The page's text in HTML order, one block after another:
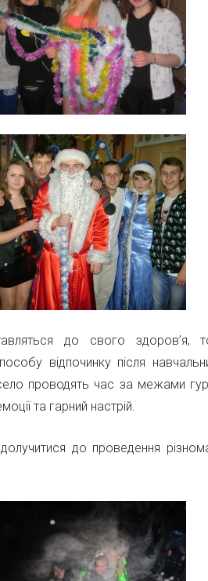
до свого здоров’я,
відпочинку після
проводять час за межами
та гарний настрій.
до проведення